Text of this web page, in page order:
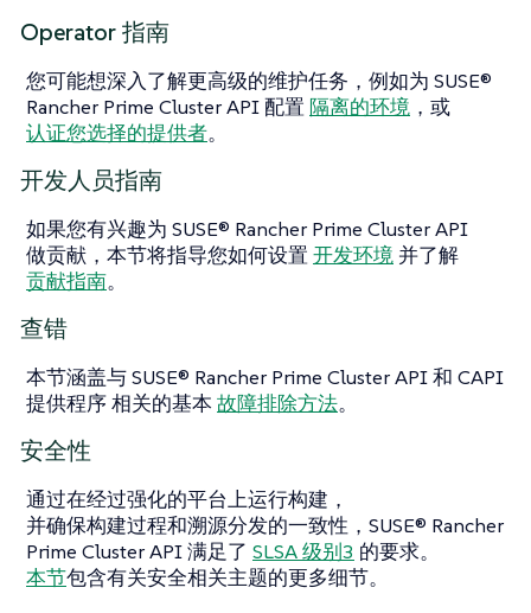
Operator 指南
您可能想深入了解更高级的维护任务，例如为 SUSE®
Rancher Prime Cluster API 配置 隔离的环境 ，或
认证您选择的提供者。
开发人员指南
如果您有兴趣为 SUSE® Rancher Prime Cluster API
做贡献，本节将指导您如何设置 开发环境 并了解
贡献指南。
查错
本节涵盖与 SUSE® Rancher Prime Cluster API 和 CAPI
提供程序 相关的基本 故障排除方法。
安全性
通过在经过强化的平台上运行构建，
并确保构建过程和溯源分发的一致性，SUSE® Rancher
Prime Cluster API 满足了 SLSA 级别3 的要求。
本节包含有关安全相关主题的更多细节。